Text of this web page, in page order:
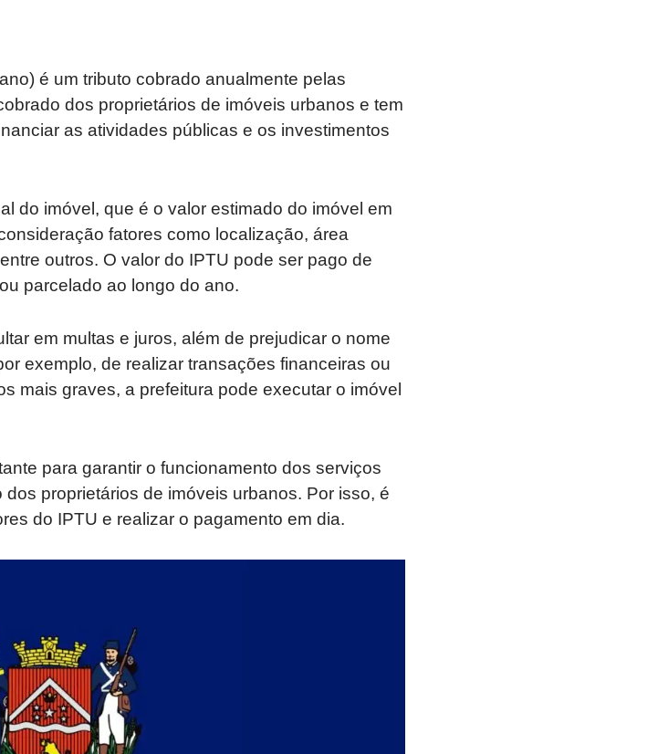
é um tributo cobrado anualmente pelas
dos proprietários de imóveis urbanos e tem
as atividades públicas e os investimentos
do imóvel, que é o valor estimado do imóvel em
fatores como localização, área
outros. O valor do IPTU pode ser pago de
parcelado ao longo do ano.
em multas e juros, além de prejudicar o nome
exemplo, de realizar transações financeiras ou
mais graves, a prefeitura pode executar o imóvel
para garantir o funcionamento dos serviços
proprietários de imóveis urbanos. Por isso, é
do IPTU e realizar o pagamento em dia.